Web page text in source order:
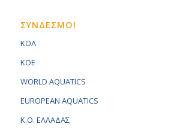
ΣΥΝΔΕΣΜΟΙ
KOA
KOE
WORLD AQUATICS
EUROPEAN AQUATICS
K.O. ΕΛΛΑΔΑΣ